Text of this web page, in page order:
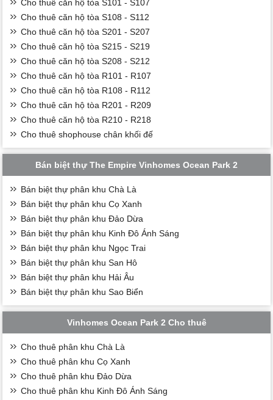
Cho thuê căn hộ tòa S101 - S107
Cho thuê căn hộ tòa S108 - S112
Cho thuê căn hộ tòa S201 - S207
Cho thuê căn hộ tòa S215 - S219
Cho thuê căn hộ tòa S208 - S212
Cho thuê căn hộ tòa R101 - R107
Cho thuê căn hộ tòa R108 - R112
Cho thuê căn hộ tòa R201 - R209
Cho thuê căn hộ tòa R210 - R218
Cho thuê shophouse chân khối đế
Bán biệt thự The Empire Vinhomes Ocean Park 2
Bán biệt thự phân khu Chà Là
Bán biệt thự phân khu Cọ Xanh
Bán biệt thự phân khu Đảo Dừa
Bán biệt thự phân khu Kinh Đô Ánh Sáng
Bán biệt thự phân khu Ngọc Trai
Bán biệt thự phân khu San Hô
Bán biệt thự phân khu Hải Âu
Bán biệt thự phân khu Sao Biển
Vinhomes Ocean Park 2 Cho thuê
Cho thuê phân khu Chà Là
Cho thuê phân khu Cọ Xanh
Cho thuê phân khu Đảo Dừa
Cho thuê phân khu Kinh Đô Ánh Sáng